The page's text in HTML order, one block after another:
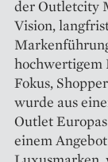
der Outletcity
Vision,
Fokus,
wurde aus
Outlet
einem